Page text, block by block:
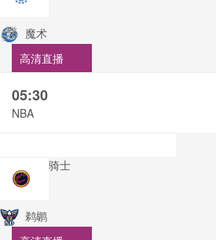
魔术
高清直播
05:30
NBA
骑士
鹈鹕